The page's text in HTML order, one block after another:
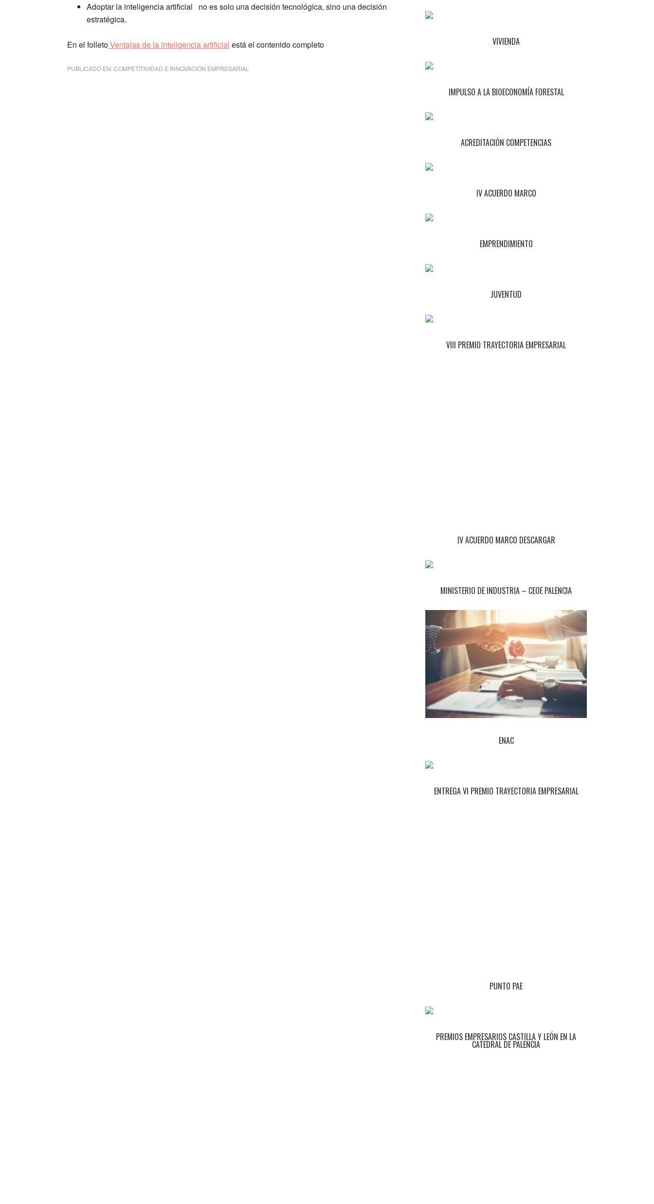
Adoptar la inteligencia artificial no es solo una decisión tecnológica, sino una decisión
estratégica.
En el folletoVentajas de la inteligencia artificial está el contenido completo
PUBLICADO EN:COMPETITIVIDAD E INNOVACIÓN EMPRESARIAL
VIVIENDA
IMPULSO A LA BIOECONOMÍA FORESTAL
ACREDITACIÓN COMPETENCIAS
IV ACUERDO MARCO
EMPRENDIMIENTO
JUVENTUD
VIII PREMIO TRAYECTORIA EMPRESARIAL
IV ACUERDO MARCO DESCARGAR
MINISTERIO DE INDUSTRIA – CEOE PALENCIA
ENAC
ENTREGA VI PREMIO TRAYECTORIA EMPRESARIAL
PUNTO PAE
PREMIOS EMPRESARIOS CASTILLA Y LEÓN EN LA
CATEDRAL DE PALENCIA